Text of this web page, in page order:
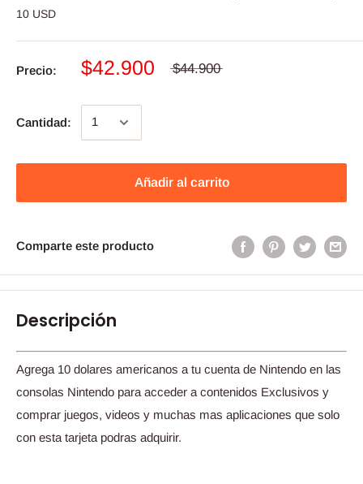
10 USD
Precio: $42.900 $44.900
Cantidad:
Añadir al carrito
Comparte este producto
Descripción
​Agrega 10 dolares americanos a tu cuenta de Nintendo en las
consolas Nintendo para acceder a contenidos Exclusivos y
comprar juegos, videos y muchas mas aplicaciones que solo
con esta tarjeta podras adquirir.